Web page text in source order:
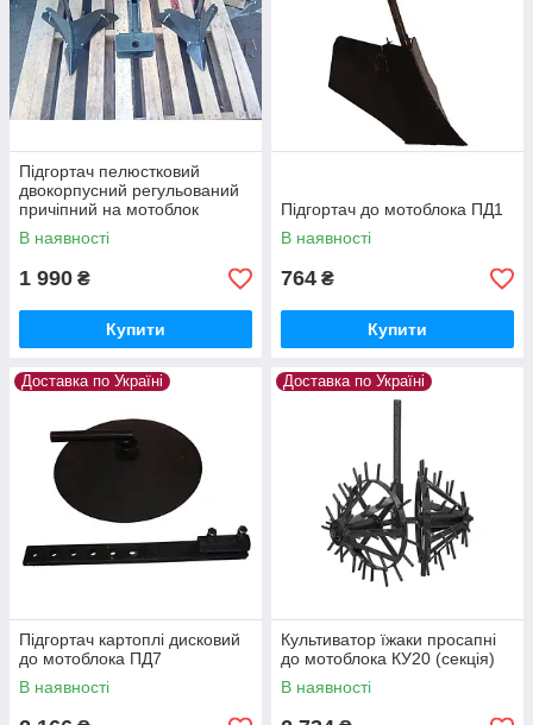
Підгортач пелюстковий
двокорпусний регульований
причіпний на мотоблок
В наявності
1 990 ₴
Купити
Підгортач до мотоблока ПД1
В наявності
764 ₴
Купити
Доставка по Україні
Підгортач картоплі дисковий
до мотоблока ПД7
В наявності
Доставка по Україні
Культиватор їжаки просапні
до мотоблока КУ20 (секція)
В наявності